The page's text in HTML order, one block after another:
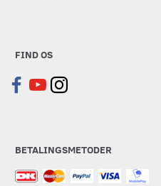
FIND OS
BETALINGSMETODER